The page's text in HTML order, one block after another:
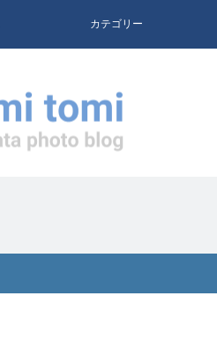
カテゴリー